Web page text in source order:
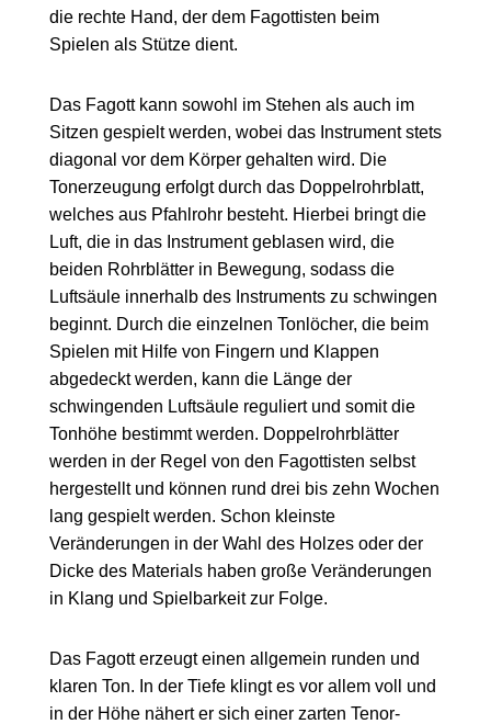
die rechte Hand, der dem Fagottisten beim
Spielen als Stütze dient.
Das Fagott kann sowohl im Stehen als auch im
Sitzen gespielt werden, wobei das Instrument stets
diagonal vor dem Körper gehalten wird. Die
Tonerzeugung erfolgt durch das Doppelrohrblatt,
welches aus Pfahlrohr besteht. Hierbei bringt die
Luft, die in das Instrument geblasen wird, die
beiden Rohrblätter in Bewegung, sodass die
Luftsäule innerhalb des Instruments zu schwingen
beginnt. Durch die einzelnen Tonlöcher, die beim
Spielen mit Hilfe von Fingern und Klappen
abgedeckt werden, kann die Länge der
schwingenden Luftsäule reguliert und somit die
Tonhöhe bestimmt werden. Doppelrohrblätter
werden in der Regel von den Fagottisten selbst
hergestellt und können rund drei bis zehn Wochen
lang gespielt werden. Schon kleinste
Veränderungen in der Wahl des Holzes oder der
Dicke des Materials haben große Veränderungen
in Klang und Spielbarkeit zur Folge.
Das Fagott erzeugt einen allgemein runden und
klaren Ton. In der Tiefe klingt es vor allem voll und
in der Höhe nähert er sich einer zarten Tenor-